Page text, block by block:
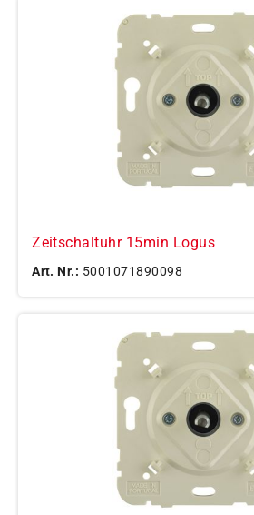
Zeitschaltuhr 15min Logus
Art. Nr.: 5001071890098